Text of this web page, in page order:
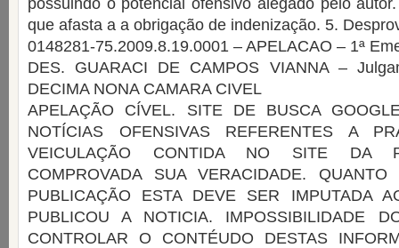
possuindo o potencial ofensivo alegado pelo
que afasta a a obrigação de indenização. 5.
0148281-75.2009.8.19.0001 – APELACAO – 1ª
DES. GUARACI DE CAMPOS VIANNA –
DECIMA NONA CAMARA CIVEL
APELAÇÃO CÍVEL. SITE DE BUSCA
NOTÍCIAS OFENSIVAS REFERENTES A
VEICULAÇÃO CONTIDA NO SITE DA
COMPROVADA SUA VERACIDADE.
PUBLICAÇÃO ESTA DEVE SER IMPUTADA
PUBLICOU A NOTICIA. IMPOSSIBILIDADE
CONTROLAR O CONTÉUDO DESTAS